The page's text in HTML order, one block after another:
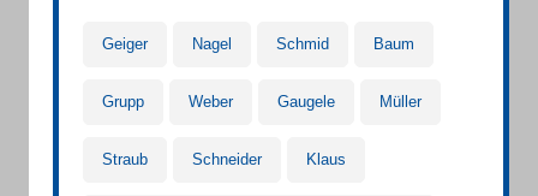
Geiger Nagel Schmid Baum
Grupp Weber Gaugele Müller
Straub Schneider Klaus